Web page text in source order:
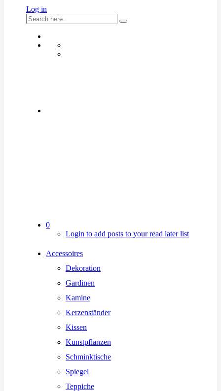
Log in
0
Login to add posts to your read later list
Accessoires
Dekoration
Gardinen
Kamine
Kerzenständer
Kissen
Kunstpflanzen
Schminktische
Spiegel
Teppiche